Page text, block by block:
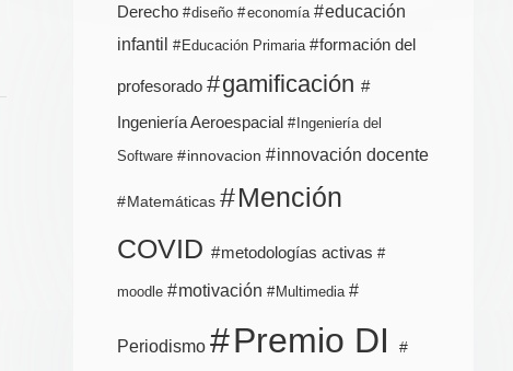
Derecho diseño economía educación
infantil
Educación Primaria formación del
profesorado gamificación
Ingeniería Aeroespacial Ingeniería del
Software
innovacion innovación docente
Matemáticas Mención
COVID
metodologías activas
moodle motivación Multimedia
Periodismo Premio DI